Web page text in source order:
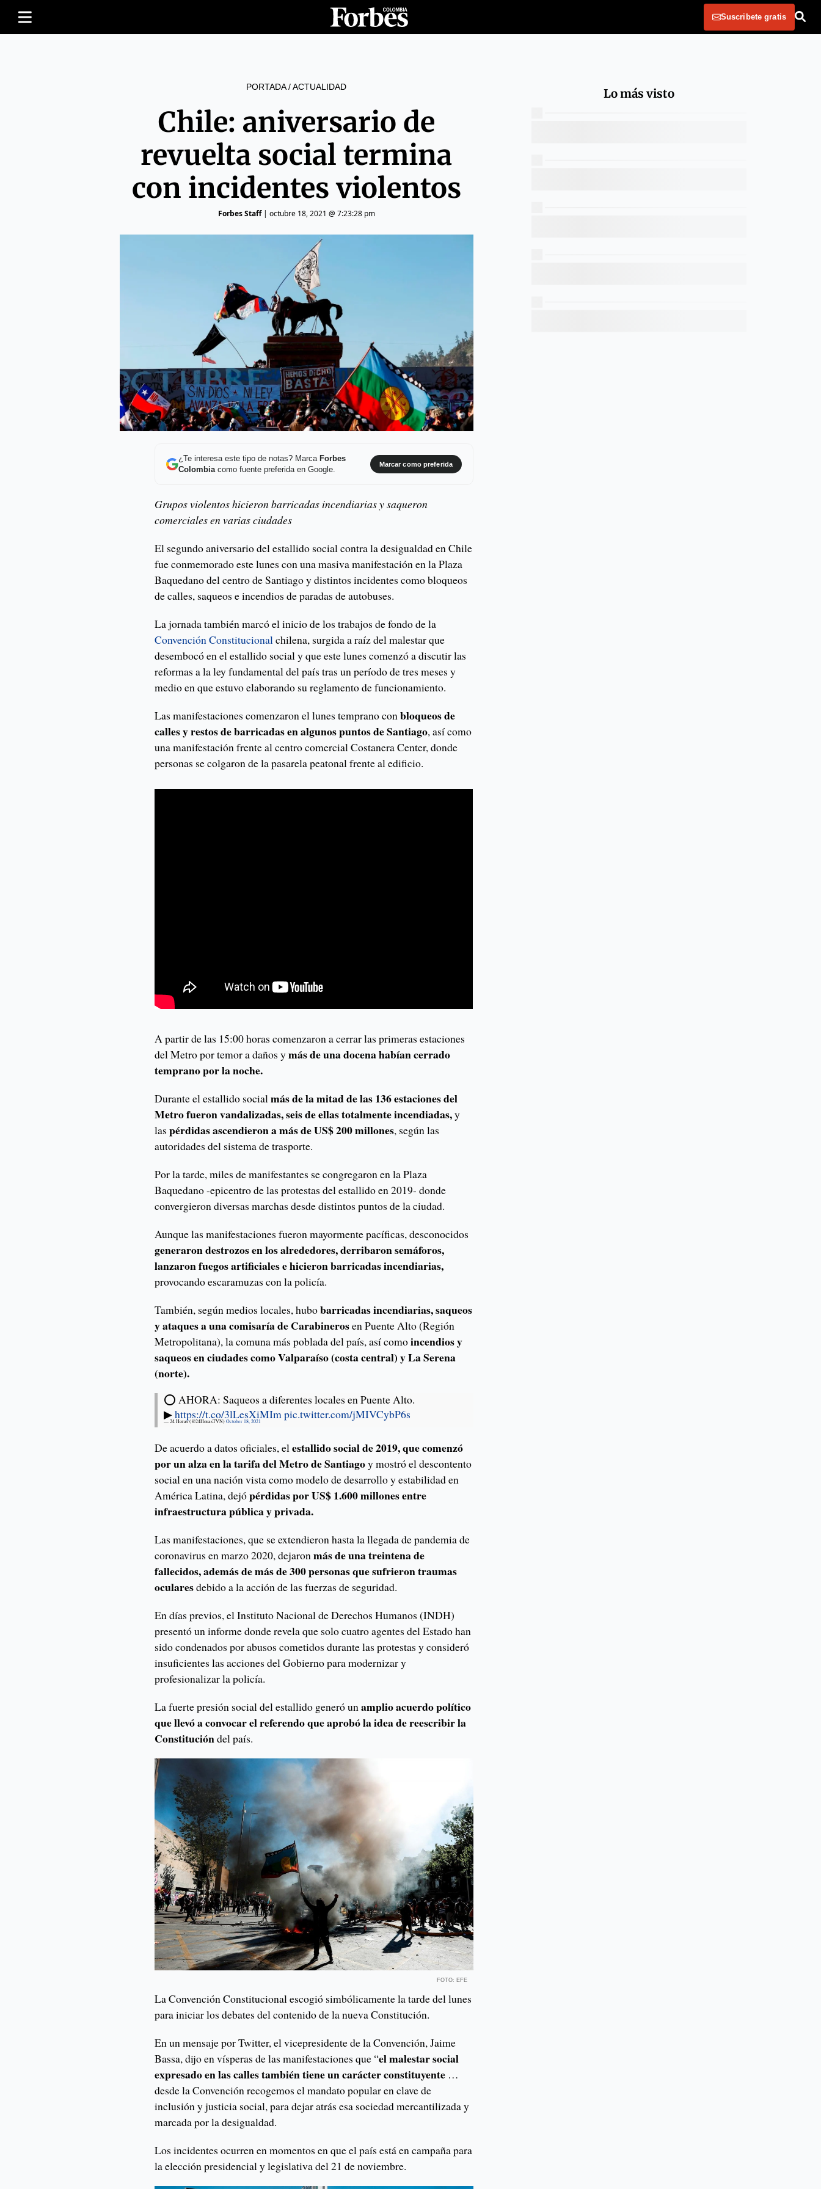
Suscribete gratis
PORTADA/ACTUALIDAD
Chile: aniversario de
revuelta social termina
con incidentes violentos
Forbes Staff| octubre 18, 2021 @ 7:23:28 pm
¿Te interesa este tipo de notas? Marca Forbes
Colombiacomo fuente preferida en Google.
Marcar como preferida
Grupos violentos hicieron barricadas incendiarias y saqueron
comerciales en varias ciudades
El segundo aniversario del estallido social contra la desigualdad en Chile
fue conmemorado este lunes con una masiva manifestación en la Plaza
Baquedano del centro de Santiago y distintos incidentes como bloqueos
de calles, saqueos e incendios de paradas de autobuses.
La jornada también marcó el inicio de los trabajos de fondo de la
Convención Constitucionalchilena, surgida a raíz del malestar que
desembocó en el estallido social y que este lunes comenzó a discutir las
reformas a la ley fundamental del país tras un período de tres meses y
medio en que estuvo elaborando su reglamento de funcionamiento.
Las manifestaciones comenzaron el lunes temprano conbloqueos de
calles y restos de barricadas en algunos puntos de Santiago, así como
una manifestación frente al centro comercial Costanera Center, donde
personas se colgaron de la pasarela peatonal frente al edificio.
A partir de las 15:00 horas comenzaron a cerrar las primeras estaciones
del Metro por temor a daños ymás de una docena habían cerrado
temprano por la noche.
Durante el estallido socialmás de la mitad de las 136 estaciones del
Metro fueron vandalizadas, seis de ellas totalmente incendiadas,y
laspérdidas ascendieron a más de US$ 200 millones, según las
autoridades del sistema de trasporte.
Por la tarde, miles de manifestantes se congregaron en la Plaza
Baquedano -epicentro de las protestas del estallido en 2019- donde
convergieron diversas marchas desde distintos puntos de la ciudad.
Aunque las manifestaciones fueron mayormente pacíficas, desconocidos
generaron destrozos en los alrededores, derribaron semáforos,
lanzaron fuegos artificiales e hicieron barricadas incendiarias,
provocando escaramuzas con la policía.
También, según medios locales, hubobarricadas incendiarias, saqueos
y ataques a una comisaría de Carabinerosen Puente Alto (Región
Metropolitana), la comuna más poblada del país, así comoincendios y
saqueos en ciudades como Valparaíso (costa central) y La Serena
(norte).
⭕ AHORA: Saqueos a diferentes locales en Puente Alto.
▶https://t.co/3lLesXiMIm pic.twitter.com/jMIVCybP6s
— 24 Horas (@24HorasTVN)October 18, 2021
De acuerdo a datos oficiales, elestallido social de 2019, que comenzó
por un alza en la tarifa del Metro de Santiagoy mostró el descontento
social en una nación vista como modelo de desarrollo y estabilidad en
América Latina, dejópérdidas por US$ 1.600 millones entre
infraestructura pública y privada.
Las manifestaciones, que se extendieron hasta la llegada de pandemia de
coronavirus en marzo 2020, dejaronmás de una treintena de
fallecidos, además de más de 300 personas que sufrieron traumas
ocularesdebido a la acción de las fuerzas de seguridad.
En días previos, el Instituto Nacional de Derechos Humanos (INDH)
presentó un informe donde revela que solo cuatro agentes del Estado han
sido condenados por abusos cometidos durante las protestas y consideró
insuficientes las acciones del Gobierno para modernizar y
profesionalizar la policía.
La fuerte presión social del estallido generó unamplio acuerdo político
que llevó a convocar el referendo que aprobó la idea de reescribir la
Constitucióndel país.
FOTO: EFE
La Convención Constitucional escogió simbólicamente la tarde del lunes
para iniciar los debates del contenido de la nueva Constitución.
En un mensaje por Twitter, el vicepresidente de la Convención, Jaime
Bassa, dijo en vísperas de las manifestaciones que “el malestar social
expresado en las calles también tiene un carácter constituyente …
desde la Convención recogemos el mandato popular en clave de
inclusión y justicia social, para dejar atrás esa sociedad mercantilizada y
marcada por la desigualdad.
Los incidentes ocurren en momentos en que el país está en campaña para
la elección presidencial y legislativa del 21 de noviembre.
Lo más visto